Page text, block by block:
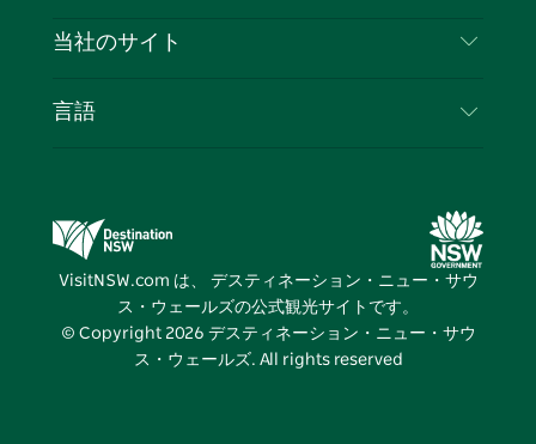
クッキーに関する通知
イベント
旅行情報
NSWでのビジネス
当社のサイト
デスティネーション・ニュー・サウス・ウェール
ズメディアセンター
ビビッド・シドニー
言語
VisitNSW.com は、 デスティネーション・ニュー・サウ
ス・ウェールズの公式観光サイトです。
© Copyright 2026 デスティネーション・ニュー・サウ
ス・ウェールズ. All rights reserved